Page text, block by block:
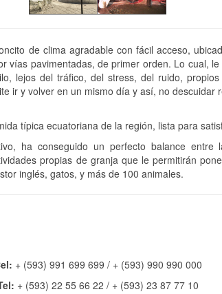
de clima agradable con fácil acceso,
vías pavimentadas, de primer orden. Lo cual,
lejos del tráfico, del stress, del ruido,
ir y volver en un mismo día y así, no descuidar
típica ecuatoriana de la región, lista para
ha conseguido un perfecto balance entre
propias de granja que le permitirán
inglés, gatos, y más de 100 animales.
+ (593) 991 699 699 / + (593) 990 990 000
+ (593) 22 55 66 22 / + (593) 23 87 77 10